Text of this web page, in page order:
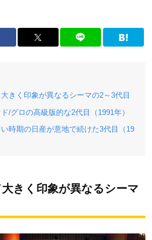
きく印象が異なるシーマの2～3代目
/グロの高級版的な2代目（1991年）
時期の日産が意地で続けた3代目（19
きく印象が異なるシーマ